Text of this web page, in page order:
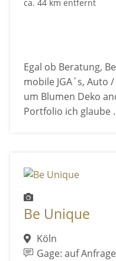
ca. 44 km entfernt
Egal ob Beratung,
mobile JGA´s, Auto
um Blumen Deko
Portfolio ich glaube
Be Unique
Köln
Gage: auf Anfrage